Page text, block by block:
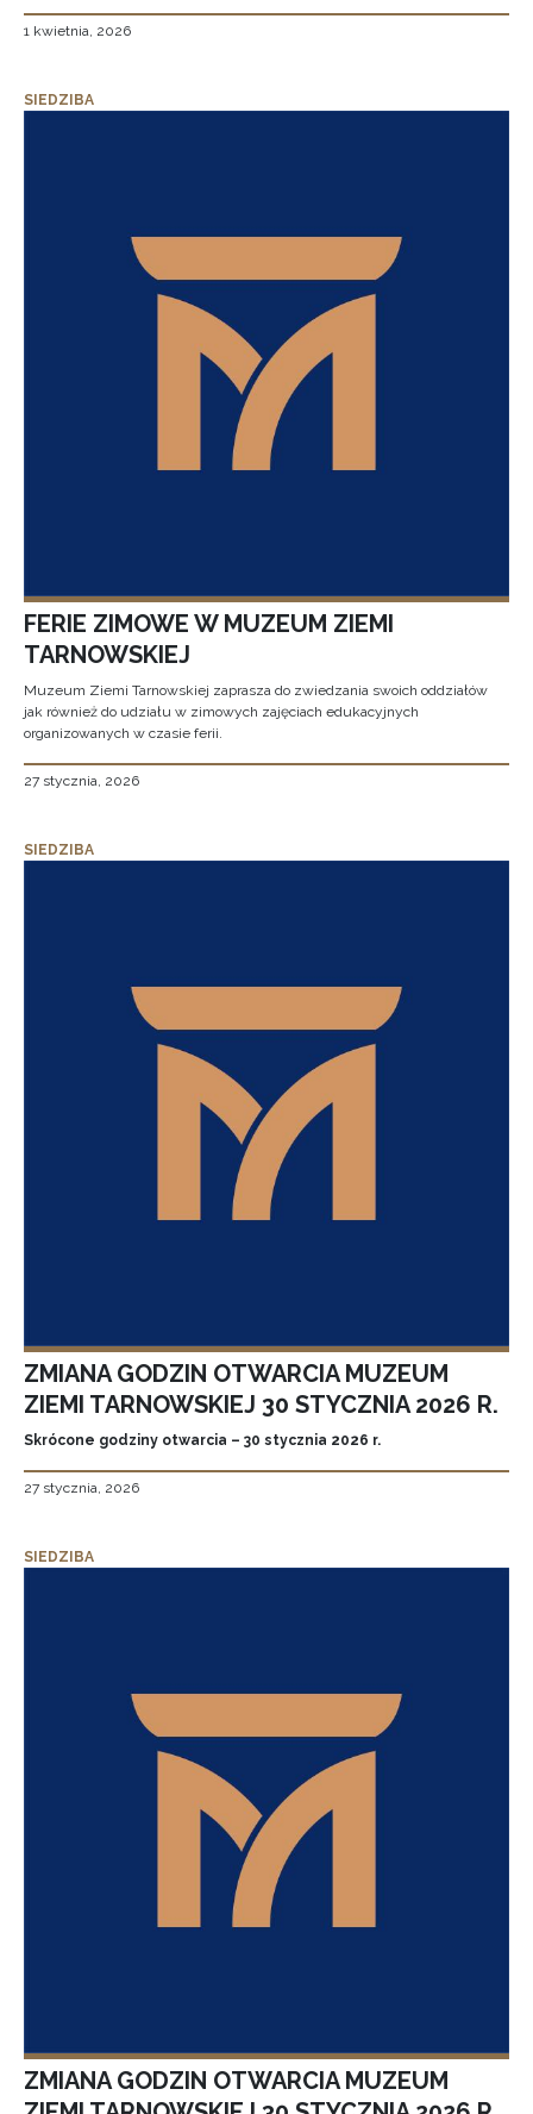
1 kwietnia, 2026
SIEDZIBA
FERIE ZIMOWE W MUZEUM ZIEMI
TARNOWSKIEJ
Muzeum Ziemi Tarnowskiej zaprasza do zwiedzania swoich oddziałów
jak również do udziału w zimowych zajęciach edukacyjnych
organizowanych w czasie ferii.
27 stycznia, 2026
SIEDZIBA
ZMIANA GODZIN OTWARCIA MUZEUM
ZIEMI TARNOWSKIEJ 30 STYCZNIA 2026 R.
Skrócone godziny otwarcia – 30 stycznia 2026 r.
27 stycznia, 2026
SIEDZIBA
ZMIANA GODZIN OTWARCIA MUZEUM